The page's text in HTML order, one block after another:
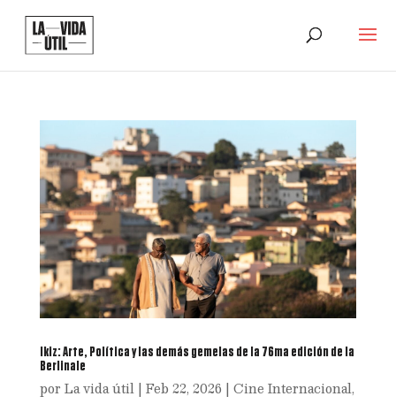
Ikiz: Arte, Política y las demás gemelas de la 76ma edición de la
Berlinale
por La vida útil| Feb 22, 2026 | Cine Internacional,